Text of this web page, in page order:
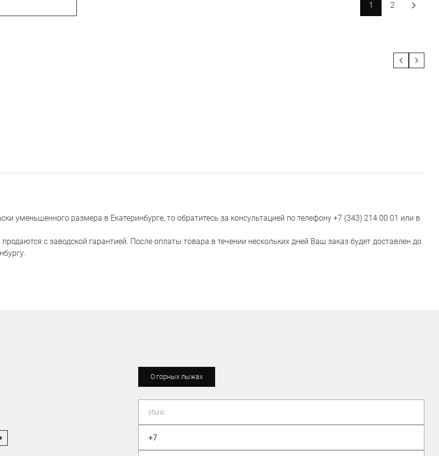
1 2
уменьшенного размера в Екатеринбурге, то обратитесь за консультацией по телефону +7 (343) 214 00 01 или в
с заводской гарантией. После оплаты товара в течении нескольких дней Ваш заказ будет доставлен до
О горных лыжах